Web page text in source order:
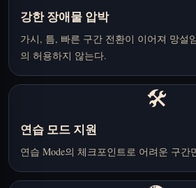
강한 장애물 압박
가시, 틈, 빠른 구간 전환이 이어져 망설
의 허용하지 않는다.
🛠️
연습 모드 지원
연습 Mode의 체크포인트로 어려운 구간